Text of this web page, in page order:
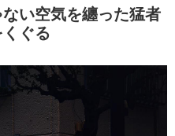
い空気を纏った猛者
ぐる